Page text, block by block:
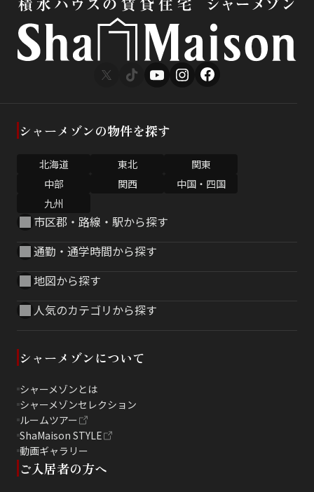
シャーメゾンの物件を探す
北海道 東北
関東
中部
関西
中国・四国
九州
市区郡・路線・駅から探す
通勤・通学時間から探す
地図から探す
人気のカテゴリから探す
シャーメゾンについて
シャーメゾンとは
シャーメゾンセレクション
ルームツアー
ShaMaison STYLE
動画ギャラリー
ご入居者の方へ